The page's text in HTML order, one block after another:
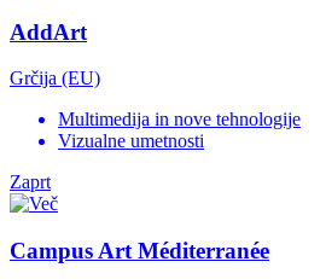
AddArt
Grčija (EU)
Multimedija in nove tehnologije
Vizualne umetnosti
Zaprt
Campus Art Méditerranée